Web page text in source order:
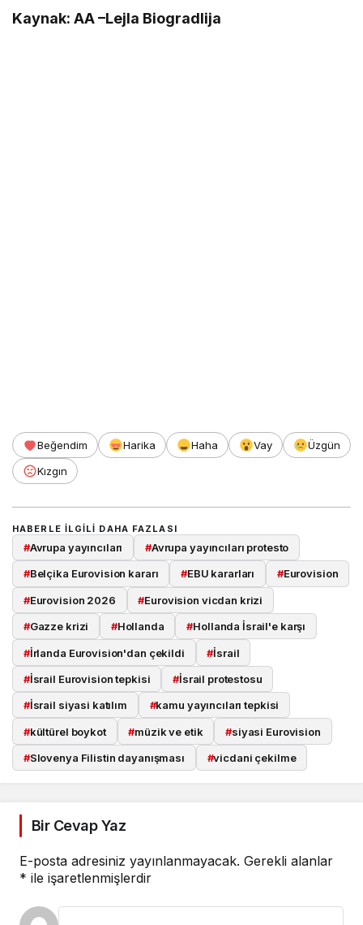
Kaynak: AA –Lejla Biogradlija
Beğendim Harika Haha Vay
Üzgün
Kızgın
HABERLE ILGILI DAHA FAZLASI
#Avrupa yayıncıları #Avrupa yayıncıları protesto
#Belçika Eurovision kararı #EBU kararları #Eurovision
#Eurovision 2026 #Eurovision vicdan krizi
#Gazze krizi #Hollanda #Hollanda İsrail'e karşı
#İrlanda Eurovision'dan çekildi #İsrail
#İsrail Eurovision tepkisi #İsrail protestosu
#İsrail siyasi katılım #kamu yayıncıları tepkisi
#kültürel boykot #müzik ve etik #siyasi Eurovision
#Slovenya Filistin dayanışması #vicdani çekilme
Bir Cevap Yaz
E-posta adresiniz yayınlanmayacak. Gerekli alanlar
* ile işaretlenmişlerdir